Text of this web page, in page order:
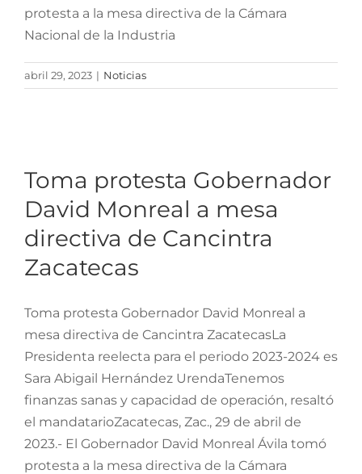
protesta a la mesa directiva de la Cámara
Nacional de la Industria
abril 29, 2023 | Noticias
Monreal a mesa directiva
de Cancintra Zacatecas
Toma protesta Gobernador
David Monreal a mesa
directiva de Cancintra
Zacatecas
Toma protesta Gobernador David Monreal a
mesa directiva de Cancintra ZacatecasLa
Presidenta reelecta para el periodo 2023-2024 es
Sara Abigail Hernández UrendaTenemos
finanzas sanas y capacidad de operación, resaltó
el mandatarioZacatecas, Zac., 29 de abril de
2023.- El Gobernador David Monreal Ávila tomó
protesta a la mesa directiva de la Cámara